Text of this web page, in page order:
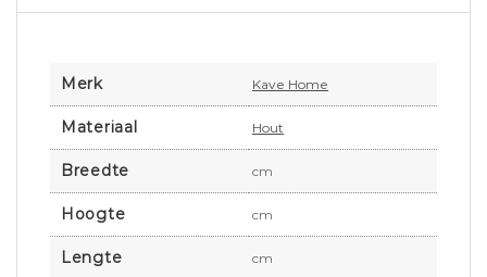
Merk Kave Home
Materiaal Hout
Breedte cm
Hoogte cm
Lengte cm